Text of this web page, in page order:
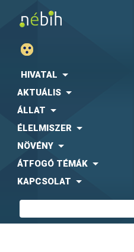
HIVATAL
AKTUÁLIS
ÁLLAT
ÉLELMISZER
NÖVÉNY
ÁTFOGÓ TÉMÁK
KAPCSOLAT